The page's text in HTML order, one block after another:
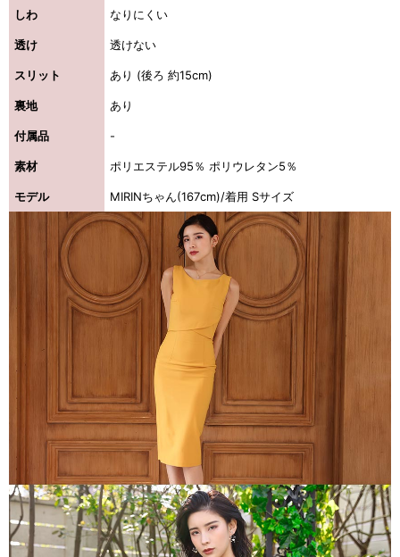
しわ なりにくい
透け 透けない
スリット あり (後ろ 約15cm)
裏地 あり
付属品 -
素材 ポリエステル95％ ポリウレタン5％
モデル MIRINちゃん(167cm)/着用 Sサイズ